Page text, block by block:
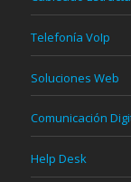
Telefonía VoIp
Soluciones Web
Comunicación
Help Desk